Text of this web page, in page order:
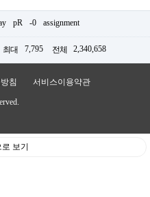
pR -0 assignment
최대 7,795 전체 2,340,658
침 서비스이용약관
보기